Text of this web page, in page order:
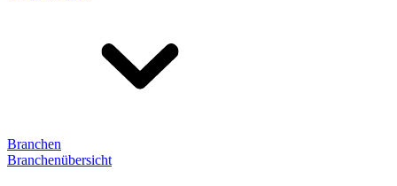
Branchen
Branchenübersicht